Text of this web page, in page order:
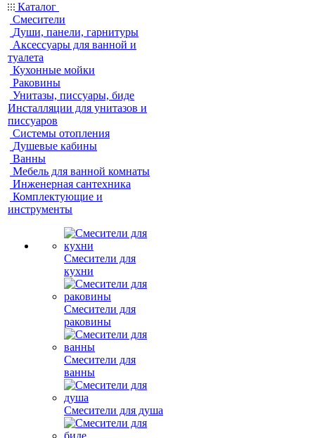
Каталог
Смесители
Души, панели, гарнитуры
Аксессуары для ванной и
туалета
Кухонные мойки
Раковины
Унитазы, писсуары, биде
Инсталляции для унитазов и
писсуаров
Системы отопления
Душевые кабины
Ванны
Мебель для ванной комнаты
Инженерная сантехника
Комплектующие и
инструменты
Смесители для
кухни
Смесители для
раковины
Смесители для
ванны
Смесители для душа